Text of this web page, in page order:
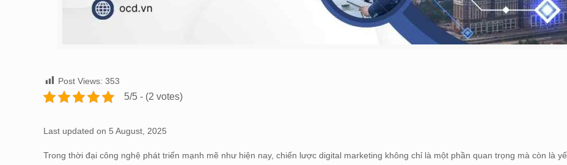
Post Views: 353
5/5 - (2 votes)
Last updated on 5 August, 2025
Trong thời đại công nghệ phát triển mạnh mẽ như hiện nay, chiến lược digital marketing không chỉ là một phần quan trọng mà còn là